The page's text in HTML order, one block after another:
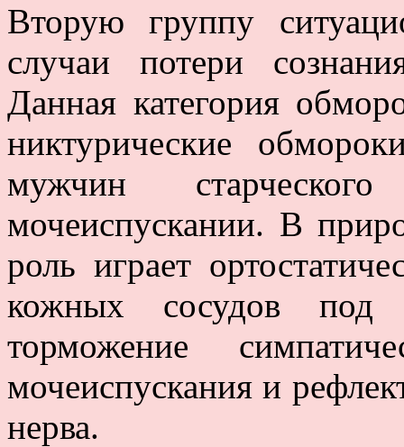
Вторую группу
случаи потери
Данная категория
никтурические
мужчин
мочеиспускании. В
роль играет
кожных сосудов
торможение
мочеиспускания и
нерва.